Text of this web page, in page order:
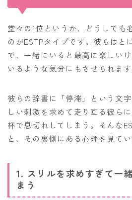
堂々の1位というか、どうしても
のがESTPタイプです。彼らはと
で、一緒にいると最高に楽しい
いるような気分にもさせられます
彼らの辞書に「停滞」という文
しい刺激を求めて走り回る彼ら
杯で息切れしてしまう。そんな
と、その裏側にある心理を見てい
1. スリルを求めすぎて一
まう